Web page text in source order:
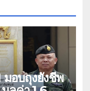
มอบถุงยังชีพ